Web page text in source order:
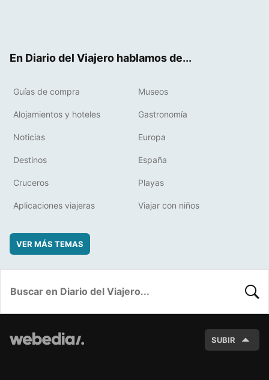
En Diario del Viajero hablamos de...
Guías de compra Museos
Alojamientos y hoteles Gastronomía
Noticias Europa
Destinos España
Cruceros Playas
Aplicaciones viajeras Viajar con niños
VER MÁS TEMAS
SUBIR